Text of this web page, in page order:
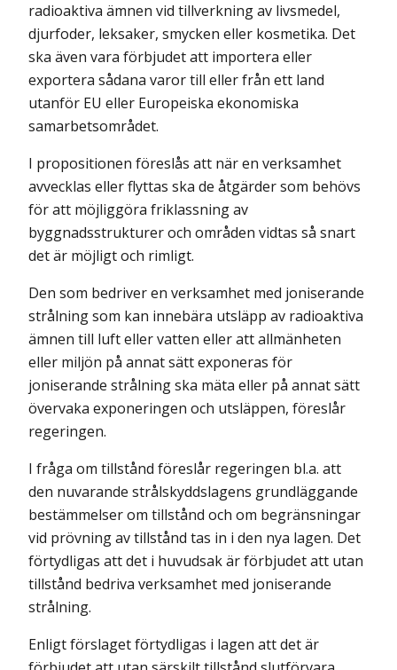
radioaktiva ämnen vid tillverkning av livsmedel,
djurfoder, leksaker, smycken eller kosmetika. Det
ska även vara förbjudet att importera eller
exportera sådana varor till eller från ett land
utanför EU eller Europeiska ekonomiska
samarbetsområdet.
I propositionen föreslås att när en verksamhet
avvecklas eller flyttas ska de åtgärder som behövs
för att möjliggöra friklassning av
byggnadsstrukturer och områden vidtas så snart
det är möjligt och rimligt.
Den som bedriver en verksamhet med joniserande
strålning som kan innebära utsläpp av radioaktiva
ämnen till luft eller vatten eller att allmänheten
eller miljön på annat sätt exponeras för
joniserande strålning ska mäta eller på annat sätt
övervaka exponeringen och utsläppen, föreslår
regeringen.
I fråga om tillstånd föreslår regeringen bl.a. att
den nuvarande strålskyddslagens grundläggande
bestämmelser om tillstånd och om begränsningar
vid prövning av tillstånd tas in i den nya lagen. Det
förtydligas att det i huvudsak är förbjudet att utan
tillstånd bedriva verksamhet med joniserande
strålning.
Enligt förslaget förtydligas i lagen att det är